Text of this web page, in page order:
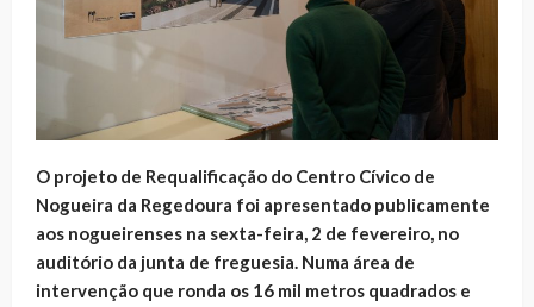
O projeto de Requalificação do Centro Cívico de
Nogueira da Regedoura foi apresentado publicamente
aos nogueirenses na sexta-feira, 2 de fevereiro, no
auditório da junta de freguesia. Numa área de
intervenção que ronda os 16 mil metros quadrados e